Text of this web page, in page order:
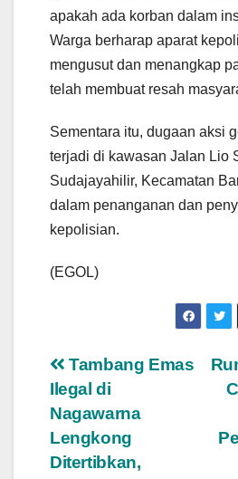
apakah ada korban dalam
Warga berharap aparat
mengusut dan menangkap
telah membuat resah
Sementara itu, dugaan aksi
terjadi di kawasan Jalan Lio
Sudajayahilir, Kecamatan
dalam penanganan dan
kepolisian.
(EGOL)
Navigasi
pos
Tambang Emas
Ilegal di
Nagawarna
Lengkong
Ditertibkan,